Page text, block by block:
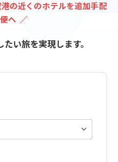
の近くのホテルを追加手配
へ
い旅を実現します。